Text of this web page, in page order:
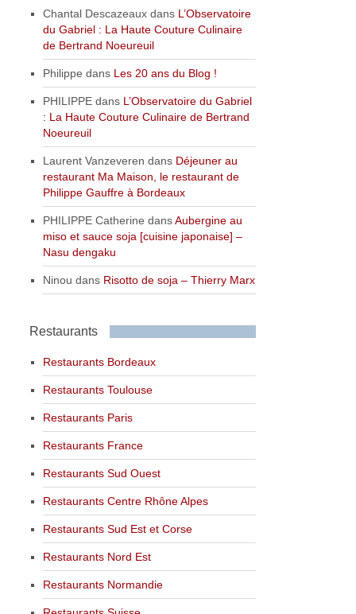
Chantal Descazeaux dans L’Observatoire
du Gabriel : La Haute Couture Culinaire
de Bertrand Noeureuil
Philippe dans Les 20 ans du Blog !
PHILIPPE dans L’Observatoire du Gabriel
: La Haute Couture Culinaire de Bertrand
Noeureuil
Laurent Vanzeveren dans Déjeuner au
restaurant Ma Maison, le restaurant de
Philippe Gauffre à Bordeaux
PHILIPPE Catherine dansAubergine au
miso et sauce soja [cuisine japonaise] –
Nasu dengaku
Ninou dans Risotto de soja – Thierry Marx
Restaurants
Restaurants Bordeaux
Restaurants Toulouse
Restaurants Paris
Restaurants France
Restaurants Sud Ouest
Restaurants Centre Rhône Alpes
Restaurants Sud Est et Corse
Restaurants Nord Est
Restaurants Normandie